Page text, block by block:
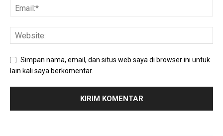
Simpan nama, email, dan situs web saya di browser ini untuk
lain kali saya berkomentar.